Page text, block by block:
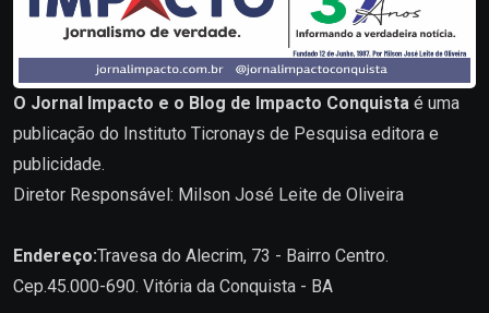
O Jornal Impacto e o Blog de Impacto Conquista é uma
publicação do Instituto Ticronays de Pesquisa editora e
publicidade.
Diretor Responsável: Milson José Leite de Oliveira
Endereço:Travesa do Alecrim, 73 - Bairro Centro.
Cep.45.000-690. Vitória da Conquista - BA